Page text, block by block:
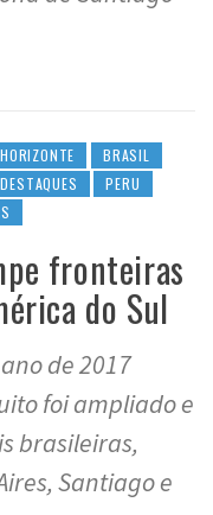
BRASIL
DESTAQUES
PERU
fronteiras
do Sul
de 2017
foi ampliado e
brasileiras,
Santiago e